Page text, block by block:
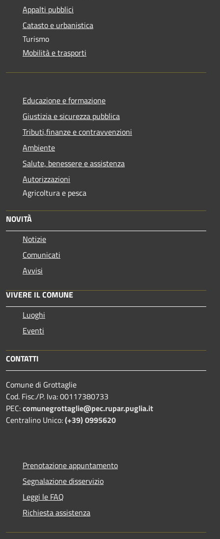
Appalti pubblici
Catasto e urbanistica
Turismo
Mobilità e trasporti
Educazione e formazione
Giustizia e sicurezza pubblica
Tributi,finanze e contravvenzioni
Ambiente
Salute, benessere e assistenza
Autorizzazioni
Agricoltura e pesca
NOVITÀ
Notizie
Comunicati
Avvisi
VIVERE IL COMUNE
Luoghi
Eventi
CONTATTI
Comune di Grottaglie
Cod. Fisc./P. Iva: 00117380733
PEC:comunegrottaglie@pec.rupar.puglia.it
Centralino Unico:(+39) 0995620
Prenotazione appuntamento
Segnalazione disservizio
Leggi le FAQ
Richiesta assistenza